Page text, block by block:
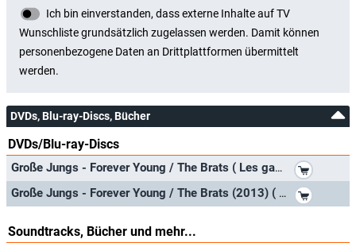
DVDs, Blu-ray-Discs, Bücher
DVDs/Blu-ray-Discs
Große Jungs - Forever Young / The Brats ( Les gamins ) [ Französische Import ]
Große Jungs - Forever Young / The Brats (2013) ( Les gamins ) [ Französische Import ] (Blu-Ray)
Soundtracks, Bücher und mehr...